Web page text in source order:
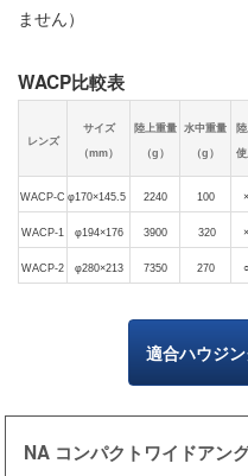
ません）
WACP比較表
レンズ
サイズ
（mm）
陸上重量
（g）
水中重量
（g） 使
WACP-C φ170×145.5 2240 100 ×
WACP-1 φ194×176 3900 320 ×
WACP-2 φ280×213 7350 270 ○
適合ハウジ
NA コンパクトワイドアン